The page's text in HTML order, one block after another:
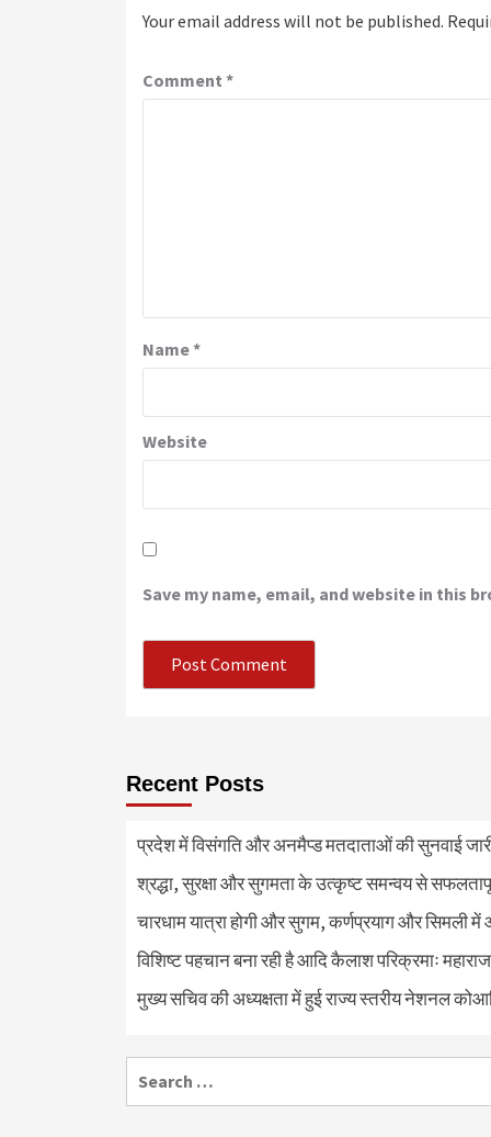
Your email address will not be published.
Comment *
Name*
Website
Save my name, email, and website in this
Recent Posts
प्रदेश में विसंगति और अनमैप्ड मतदाताओं की सुनवाई
श्रद्धा, सुरक्षा और सुगमता के उत्कृष्ट समन्वय से
चारधाम यात्रा होगी और सुगम, कर्णप्रयाग और सिमली
विशिष्ट पहचान बना रही है आदि कैलाश परिक्रमाः महाराज
मुख्य सचिव की अध्यक्षता में हुई राज्य स्तरीय नेशनल
for: